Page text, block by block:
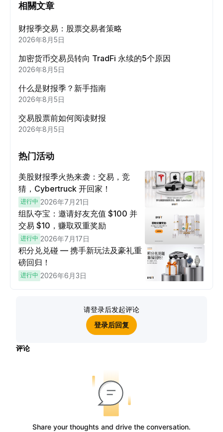
相關文章
财报季交易：股票交易者策略
2026年8月5日
加密货币交易员转向 TradFi 永续的5个原因
2026年8月5日
什么是财报季？新手指南
2026年8月5日
交易股票前如何阅读财报
2026年8月5日
热门活动
美股财报季火热来袭：交易，竞
猜，Cybertruck 开回家！
进行中 2026年7月21日
组队夺宝：邀请好友充值 $100 并
交易 $10，赚取双重奖励
进行中 2026年7月17日
积分兑兑碰 — 携手新玩法及豪礼重
磅回归！
进行中 2026年6月3日
请登录后发起评论
登录后回复
评论
Share your thoughts and drive the conversation.